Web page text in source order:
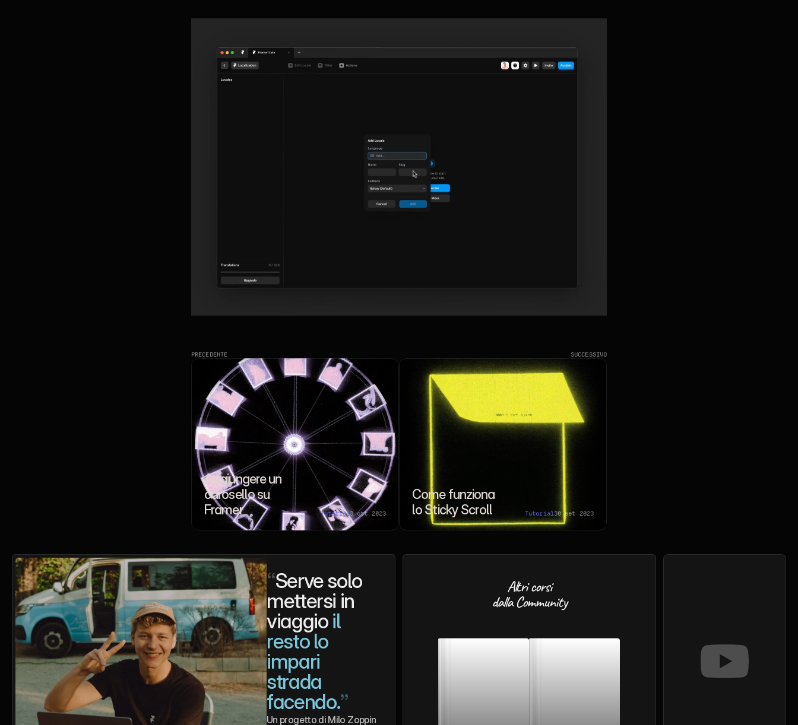
PRECEDENTE
Aggiungere un
carosello su
Framer
Tutorial3 ott 2023
SUCCESSIVO
Come funziona
lo Sticky Scroll
Tutorial30 set 2023
“Serve solo
mettersi in
viaggio il
resto lo
impari
strada
facendo.”
Un progetto di Milo Zoppini
Altri corsi
dalla Community